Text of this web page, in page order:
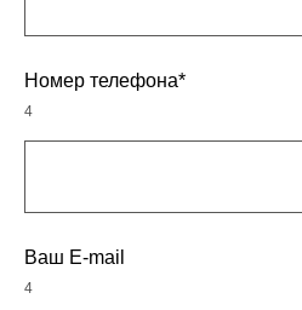
Номер телефона*
4
Ваш E-mail
4